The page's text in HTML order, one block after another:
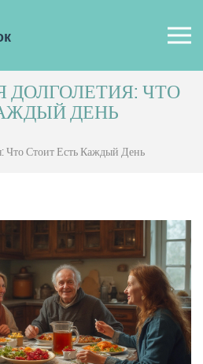
ДОЛГОЛЕТИЯ: ЧТО
ДЕНЬ
Что Стоит Есть Каждый День